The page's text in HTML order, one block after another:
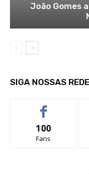
João Gomes
SIGA NOSSAS
100
Fans